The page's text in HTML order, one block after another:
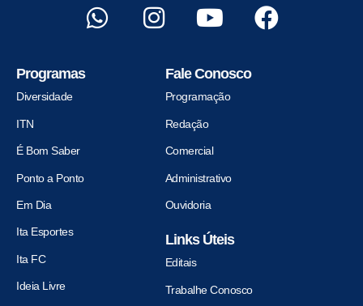
Programas
Diversidade
ITN
É Bom Saber
Ponto a Ponto
Em Dia
Ita Esportes
Ita FC
Ideia Livre
Fale Conosco
Programação
Redação
Comercial
Administrativo
Ouvidoria
Links Úteis
Editais
Trabalhe Conosco